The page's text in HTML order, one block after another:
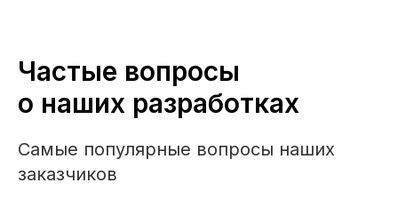
Частые вопросы
о наших разработках
Самые популярные вопросы наших
заказчиков